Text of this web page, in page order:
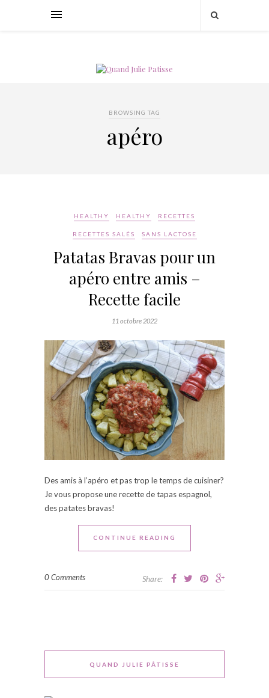
BROWSING TAG
apéro
HEALTHY HEALTHY RECETTES
RECETTES SALÉS SANS LACTOSE
Patatas Bravas pour un
apéro entre amis –
Recette facile
11 octobre 2022
Des amis à l’apéro et pas trop le temps de cuisiner?
Je vous propose une recette de tapas espagnol,
des patates bravas!
CONTINUE READING
0 Comments Share:
QUAND JULIE PÂTISSE